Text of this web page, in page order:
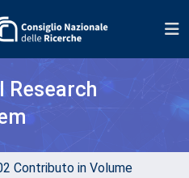
Research
Contributo in Volume